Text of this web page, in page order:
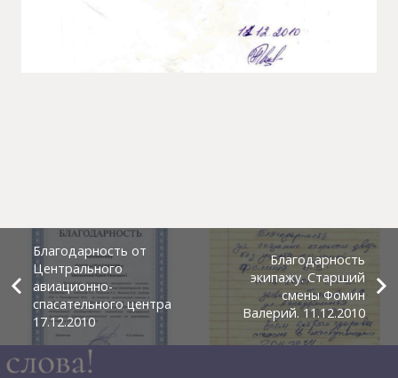
Благодарность от
Центрального
авиационно-
спасательного центра
17.12.2010
Благодарность
экипажу. Старший
смены Фомин
Валерий. 11.12.2010